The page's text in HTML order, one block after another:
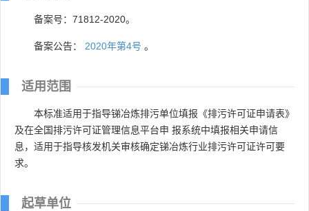
备案号：71812-2020。
备案公告： 2020年第4号 。
适用范围
本标准适用于指导锑冶炼排污单位填报《排污许可证申请表》
及在全国排污许可证管理信息平台申 报系统中填报相关申请信
息，适用于指导核发机关审核确定锑冶炼行业排污许可证许可要
求。
起草单位